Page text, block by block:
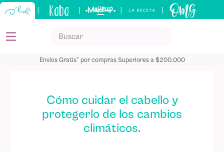
Envíos Gratis* por compras Superiores a $200.000
Cómo cuidar el cabello y
protegerlo de los cambios
climáticos.
TÉRMINOS MÁS BUSCADOS
bronceador